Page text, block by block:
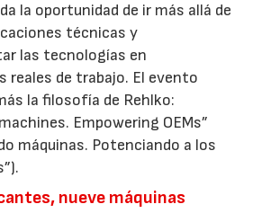
la oportunidad de ir más allá de
técnicas y
las tecnologías en
reales de trabajo. El evento
la filosofía de Rehlko:
Empowering OEMs”
máquinas. Potenciando a los
nueve máquinas